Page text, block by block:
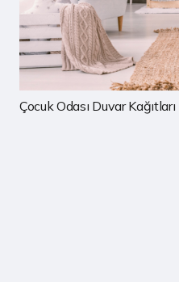
Çocuk Odası Duvar Kağıtları